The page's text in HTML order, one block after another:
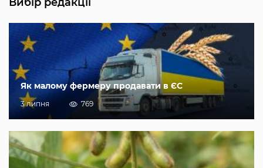
Як малому фермеру продавати в ЄС
3 липня 769